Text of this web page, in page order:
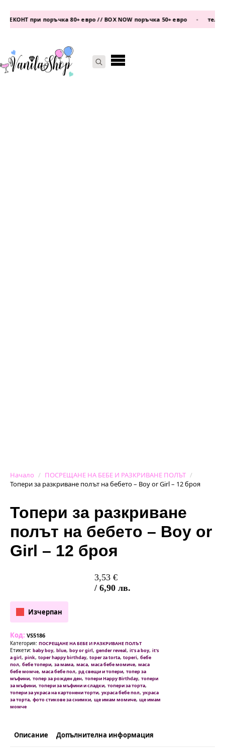
при поръчка 80+ евро // BOX NOW поръчка 50+ евро •
Начало
ПОСРЕЩАНЕ НА БЕБЕ И РАЗКРИВАНЕ ПОЛЪТ
Топери за разкриване полът на бебето – Boy or Girl – 12 броя
Топери за разкриване
полът на бебето – Boy or
Girl – 12 броя
3,53 €
/ 6,90 лв.
Изчерпан
Код: VS5186
Категория: ПОСРЕЩАНЕ НА БЕБЕ И РАЗКРИВАНЕ ПОЛЪТ
Етикети: baby boy, blue, boy or girl, gender reveal, it's a boy, it's
a girl, pink, toper happy birthday, toper za torta, toperi, бебе
пол, бебе топери, за мама, маса, маса бебе момиче, маса
бебе момче, маса бебе пол, рд свещи и топери, топер за
мъфини, топер за рожден ден, топери Happy Birthday, топери
за мъфини, топери за мъфини и сладки, топери за торта,
топери за украса на картонени торти, украса бебе пол, украса
за торта, фото стикове за снимки, ще имам момиче, ще имам
момче
Описание Допълнителна информация